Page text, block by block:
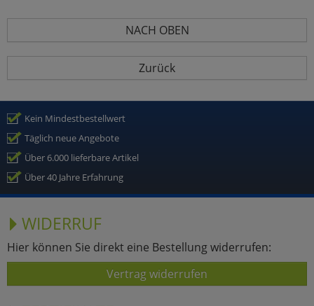
NACH OBEN
Zurück
Kein Mindestbestellwert
Täglich neue Angebote
Über 6.000 lieferbare Artikel
Über 40 Jahre Erfahrung
WIDERRUF
Hier können Sie direkt eine Bestellung widerrufen:
Vertrag widerrufen